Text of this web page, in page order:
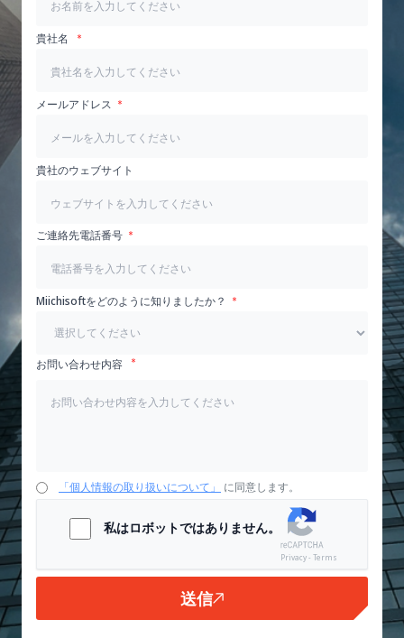
貴社名
メールアドレス
貴社のウェブサイト
ご連絡先電話番号
Miichisoftをどのように知りましたか？
お問い合わせ内容
「個人情報の取り扱いについて」 に同意します。
私はロボットではありません。
Privacy - Terms
送信